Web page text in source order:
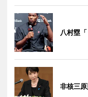
八村塁
非核三